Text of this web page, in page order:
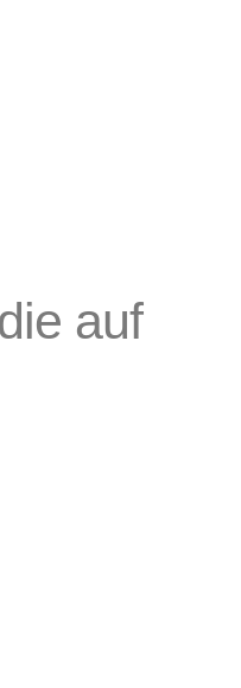
auf